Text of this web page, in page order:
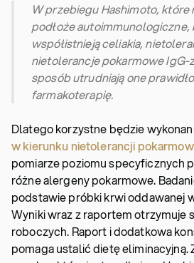
W przebiegu Hashimoto,
podłoże
współistnieją celiakia,
nietolerancje pokarmowe IgG-
sposób utrudniają one
farmakoterapię.
Dlatego korzystne będzie
w kierunku nietolerancji
pomiarze poziomu specyficznych
różne alergeny pokarmowe.
podstawie próbki krwi oddawanej
Wyniki wraz z raportem otrzymuje
roboczych. Raport i dodatkowa
pomaga ustalić dietę eliminacyjną.